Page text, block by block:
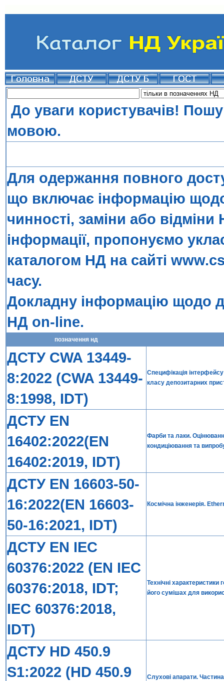
До уваги користувачів!
мовою.
Для одержання повного
що включає інформацію
чинності, заміни або
інформації, пропонуємо
каталогом НД на сайті
часу.
Докладну інформацію щодо
НД on-line.
позначення нд
ДСТУ CWA 13449-
8:2022 (CWA 13449-
8:1998, IDT)
Специфікація
класу депозитарних
ДСТУ EN
16402:2022(EN
16402:2019, IDT)
Фарби та лаки.
кондиціювання та
ДСТУ EN 16603-50-
16:2022(EN 16603-
50-16:2021, IDT)
Космічна інженерія.
ДСТУ EN IEC
60376:2022 (EN IEC
60376:2018, IDT;
IEC 60376:2018,
IDT)
Технічні
його сумішах для
ДСТУ HD 450.9
S1:2022 (HD 450.9
Слухові апарати.